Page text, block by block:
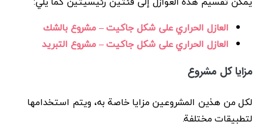
العازل الحراري على شكل جاكيت – مشروع بالشك
العازل الحراري على شكل جاكيت – مشروع التبريد
مزايا كل مشروع
لكل من هذين المشروعين مزايا خاصة به، ويتم استخدامها
لتطبيقات مختلفة.